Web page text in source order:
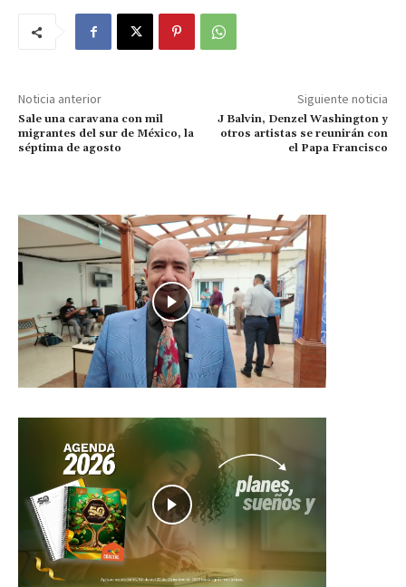
Noticia anterior
Sale una caravana con mil
migrantes del sur de México, la
séptima de agosto
Siguiente noticia
J Balvin, Denzel Washington y
otros artistas se reunirán con
el Papa Francisco